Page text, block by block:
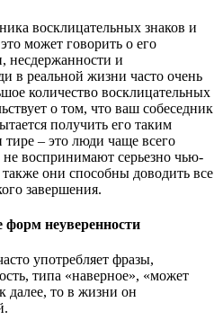
восклицательных знаков и
может говорить о его
несдержанности и
в реальной жизни часто очень
количество восклицательных
о том, что ваш собеседник
получить его таким
– это люди чаще всего
воспринимают серьезно чью-
они способны доводить все
завершения.
форм неуверенности
употребляет фразы,
типа «наверное», «может
далее, то в жизни он